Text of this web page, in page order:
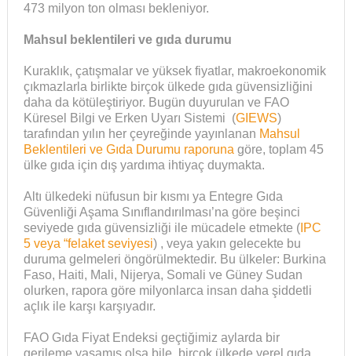
473 milyon ton olması bekleniyor.
Mahsul beklentileri ve gıda durumu
Kuraklık, çatışmalar ve yüksek fiyatlar, makroekonomik
çıkmazlarla birlikte birçok ülkede gıda güvensizliğini
daha da kötüleştiriyor. Bugün duyurulan ve FAO
Küresel Bilgi ve Erken Uyarı Sistemi (GIEWS)
tarafından yılın her çeyreğinde yayınlanan Mahsul
Beklentileri ve Gıda Durumu raporuna göre, toplam 45
ülke gıda için dış yardıma ihtiyaç duymakta.
Altı ülkedeki nüfusun bir kısmı ya Entegre Gıda
Güvenliği Aşama Sınıflandırılması’na göre beşinci
seviyede gıda güvensizliği ile mücadele etmekte (IPC
5 veya “felaket seviyesi) , veya yakın gelecekte bu
duruma gelmeleri öngörülmektedir. Bu ülkeler: Burkina
Faso, Haiti, Mali, Nijerya, Somali ve Güney Sudan
olurken, rapora göre milyonlarca insan daha şiddetli
açlık ile karşı karşıyadır.
FAO Gıda Fiyat Endeksi geçtiğimiz aylarda bir
gerileme yaşamış olsa bile, birçok ülkede yerel gıda